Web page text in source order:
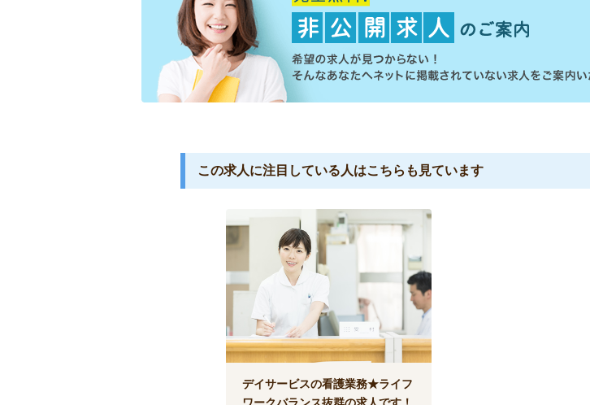
この求人に注目している人はこちらも見ています
デイサービスの看護業務★ライフ